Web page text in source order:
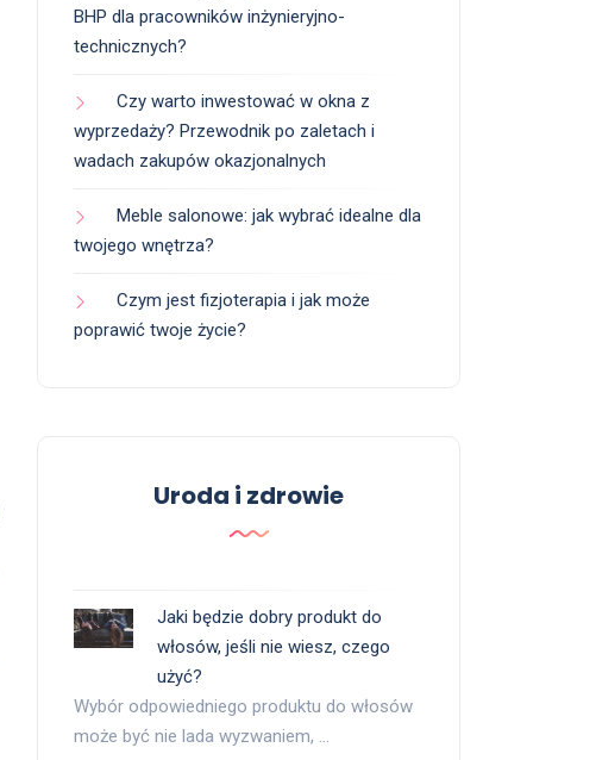
BHP dla pracowników inżynieryjno-
technicznych?
Czy warto inwestować w okna z
wyprzedaży? Przewodnik po zaletach i
wadach zakupów okazjonalnych
Meble salonowe: jak wybrać idealne dla
twojego wnętrza?
Czym jest fizjoterapia i jak może
poprawić twoje życie?
Uroda i zdrowie
Jaki będzie dobry produkt do
włosów, jeśli nie wiesz, czego
użyć?
Wybór odpowiedniego produktu do włosów
może być nie lada wyzwaniem, …